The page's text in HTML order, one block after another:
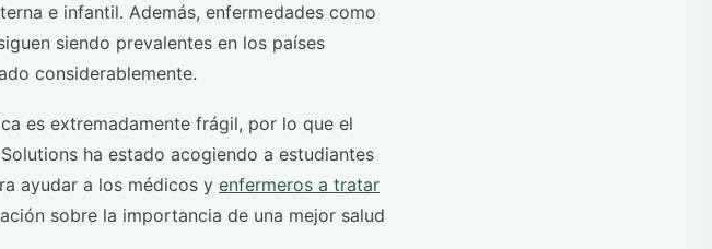
e infantil. Además, enfermedades como
siendo prevalentes en los países
considerablemente.
es extremadamente frágil, por lo que el
ha estado acogiendo a estudiantes
ayudar a los médicos y enfermeros a tratar
sobre la importancia de una mejor salud